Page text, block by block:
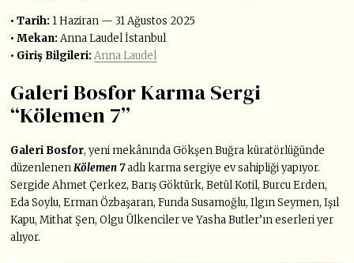
• Tarih: 1 Haziran — 31 Ağustos 2025
• Mekan:Anna Laudel İstanbul
• Giriş Bilgileri:Anna Laudel
Galeri Bosfor Karma Sergi
“Kölemen 7”
Galeri Bosfor, yeni mekânında Gökşen Buğra küratörlüğünde
düzenlenenKölemen 7adlı karma sergiye ev sahipliği yapıyor.
Sergide Ahmet Çerkez, Barış Göktürk, Betül Kotil, Burcu Erden,
Eda Soylu, Erman Özbaşaran, Funda Susamoğlu, Ilgın Seymen, Işıl
Kapu, Mithat Şen, Olgu Ülkenciler ve Yasha Butler’ın eserleri yer
alıyor.